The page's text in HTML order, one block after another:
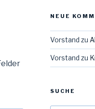
NEUE
Vorstand zu
Vorstand zu
SUCHE